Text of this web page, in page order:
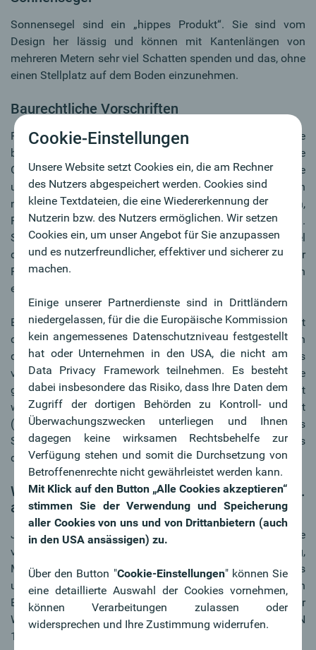
Sonnensegel sind ein „hippes Produkt“. Sie sind vom
Design her lässig und können mit Kantenlängen von
mehreren Metern sehr viel Schatten spenden und das, ohne
einen Stellplatz auf dem Boden einzunehmen.
Baurechtliche Vorschriften
Für Haus- und WohnungseigentümerInnen gilt: Sie
benötigen für Markisen oder Rollos keine behördliche
Genehmigung, wenn für die Anbringung keine
ungewöhnlichen und aufwendigen baulichen Maßnahmen
notwendig sind. Innerhalb von Schutzzonen sind Markisen,
Rollos und Ähnliches jedoch bewilligungspflichtig.
Schutzzonen sind in der Regel Altstadtviertel, zum Beispiel
die Gründerzeitviertel. Hier ist eine Bewilligung für
Rollläden, Außenjalousien, Markisen und dergleichen
erforderlich.
Bei Mietwohnungen sollten wesentliche Änderungen mit
dem Vermieter/der Vermieterin vorab besprochen und in
den Mietvertrag aufgenommen werden. Ist nichts
vereinbart, so darf ein Sonnenschutz, der nur eine
geringfügige Änderung darstellt, normalerweise angebracht
werden, auch wenn der Vermieter/die Vermieterin nicht
(ausdrücklich) zustimmt. Ist für die Errichtung des
Sonnenschutzes eine bauliche Änderung notwendig, muss
das unbedingt abgesprochen werden.
Welche Windstärke halten Markisen und Co.
aus?
Je nachdem welches Sonnenschutzsystem Sie zu Hause
verwenden (abhängig von Produkt, Ausführung,
Montageart und individueller Einbausituation), gibt es
unterschiedliche Empfehlungen, ab welcher Windstärke ein
Behang eingefahren werden sollte. Es gibt dafür vier
Windwiderstandsklassen nach europäischer Norm EN
13561, die auf dem jeweiligen Produkt stehen.
Cookie-Einstellungen
Unsere Website setzt Cookies ein, die am Rechner
des Nutzers abgespeichert werden. Cookies sind
kleine Textdateien, die eine Wiedererkennung der
Nutzerin bzw. des Nutzers ermöglichen. Wir setzen
Cookies ein, um unser Angebot für Sie anzupassen
und es nutzerfreundlicher, effektiver und sicherer zu
machen.
Einige unserer Partnerdienste sind in Drittländern
niedergelassen, für die die Europäische Kommission
kein angemessenes Datenschutzniveau festgestellt
hat oder Unternehmen in den USA, die nicht am
Data Privacy Framework teilnehmen. Es besteht
dabei insbesondere das Risiko, dass Ihre Daten dem
Zugriff der dortigen Behörden zu Kontroll- und
Überwachungszwecken unterliegen und Ihnen
dagegen keine wirksamen Rechtsbehelfe zur
Verfügung stehen und somit die Durchsetzung von
Betroffenenrechte nicht gewährleistet werden kann.
Mit Klick auf den Button „Alle Cookies akzeptieren“
stimmen Sie der Verwendung und Speicherung
aller Cookies von uns und von Drittanbietern (auch
in den USA ansässigen) zu.
Über den Button "Cookie-Einstellungen" können Sie
eine detaillierte Auswahl der Cookies vornehmen,
können Verarbeitungen zulassen oder
widersprechen und Ihre Zustimmung widerrufen.